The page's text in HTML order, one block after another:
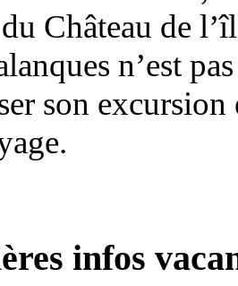
Château de
n’est
son
infos